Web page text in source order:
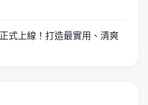
式上線！打造最實用、清爽